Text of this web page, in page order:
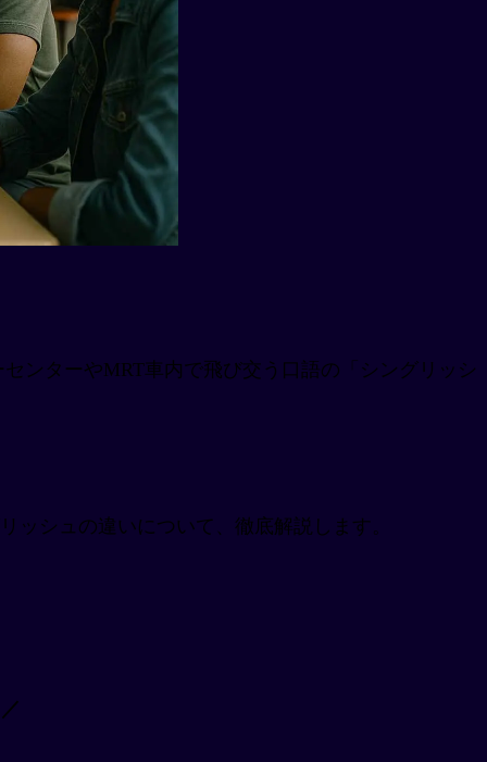
ンターやMRT車内で飛び交う口語の「シングリッシ
ッシュの違いについて、徹底解説します。